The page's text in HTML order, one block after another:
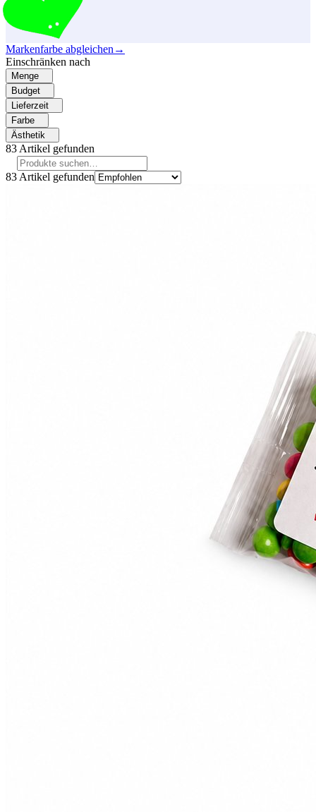
Markenfarbe abgleichen →
Einschränken nach
Menge
Budget
Lieferzeit
Farbe
Ästhetik
83 Artikel gefunden
83 Artikel gefunden